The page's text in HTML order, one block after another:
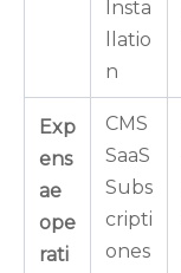
Insta
llatio
n
Exp
ens
ae
ope
rati
CMS
SaaS
Subs
cripti
ones